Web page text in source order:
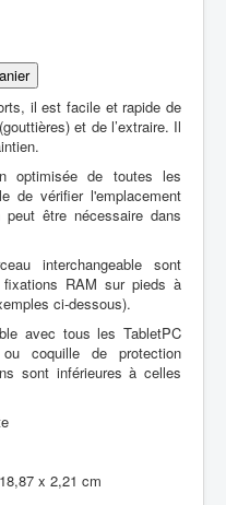
il est facile et rapide de
et de l’extraire. Il
optimisée de toutes les
de vérifier l'emplacement
être nécessaire dans
interchangeable sont
RAM sur pieds à
ci-dessous).
avec tous les TabletPC
coquille de protection
sont inférieures à celles
x 2,21 cm